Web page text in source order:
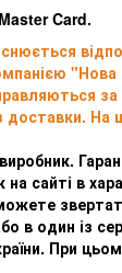
Card.
"Нова
доставки. На
сайті в
в один із
При